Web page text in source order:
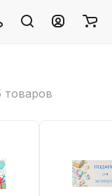
товаров